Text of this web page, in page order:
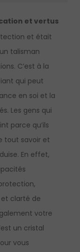
et vertus
et était
talisman
C’est à la
qui peut
en soi et la
Les gens qui
parce qu’ils
tout savoir et
En effet,
clarté de
votre
un cristal
vous